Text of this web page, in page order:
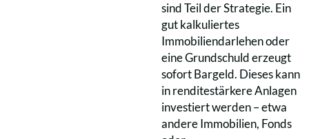
sind Teil der Strategie. Ein
gut kalkuliertes
Immobiliendarlehen oder
eine Grundschuld erzeugt
sofort Bargeld. Dieses kann
in renditestärkere Anlagen
investiert werden – etwa
andere Immobilien, Fonds